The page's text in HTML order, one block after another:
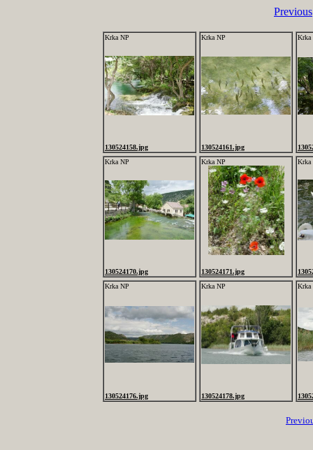
Previous
Krka NP
130524158.jpg
Krka NP
130524161.jpg
Krka
Krka NP
130524170.jpg
Krka NP
130524171.jpg
Krka
Krka NP
130524176.jpg
Krka NP
130524178.jpg
Krka